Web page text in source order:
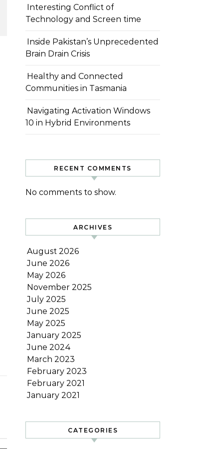
Interesting Conflict of
Technology and Screen time
Inside Pakistan’s Unprecedented
Brain Drain Crisis
Healthy and Connected
Communities in Tasmania
Navigating Activation Windows
10 in Hybrid Environments
RECENT COMMENTS
No comments to show.
ARCHIVES
August 2026
June 2026
May 2026
November 2025
July 2025
June 2025
May 2025
January 2025
June 2024
March 2023
February 2023
February 2021
January 2021
CATEGORIES